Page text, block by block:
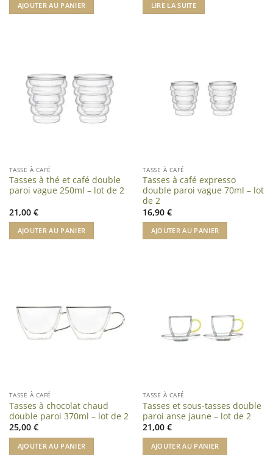
AJOUTER AU PANIER LIRE LA SUITE
TASSE À CAFÉ
Tasses à thé et café double
paroi vague 250ml – lot de 2
21,00 €
AJOUTER AU PANIER
TASSE À CAFÉ
Tasses à café expresso
double paroi vague 70ml – lot
de 2
16,90 €
AJOUTER AU PANIER
TASSE À CAFÉ
Tasses à chocolat chaud
double paroi 370ml – lot de 2
25,00 €
AJOUTER AU PANIER
TASSE À CAFÉ
Tasses et sous-tasses double
paroi anse jaune – lot de 2
21,00 €
AJOUTER AU PANIER